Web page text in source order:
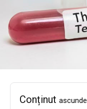
Conținut ascunde